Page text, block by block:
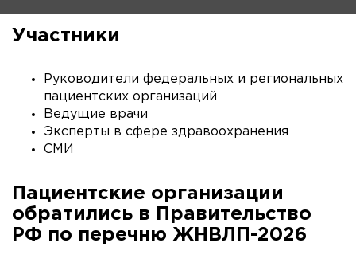
Участники
Руководители федеральных и региональных
пациентских организаций
Ведущие врачи
Эксперты в сфере здравоохранения
СМИ
Пациентские организации
обратились в Правительство
РФ по перечню ЖНВЛП-2026